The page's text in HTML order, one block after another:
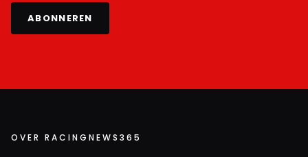
ABONNEREN
OVER RACINGNEWS365